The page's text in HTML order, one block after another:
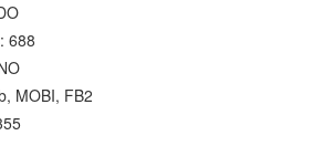
688
MOBI, FB2